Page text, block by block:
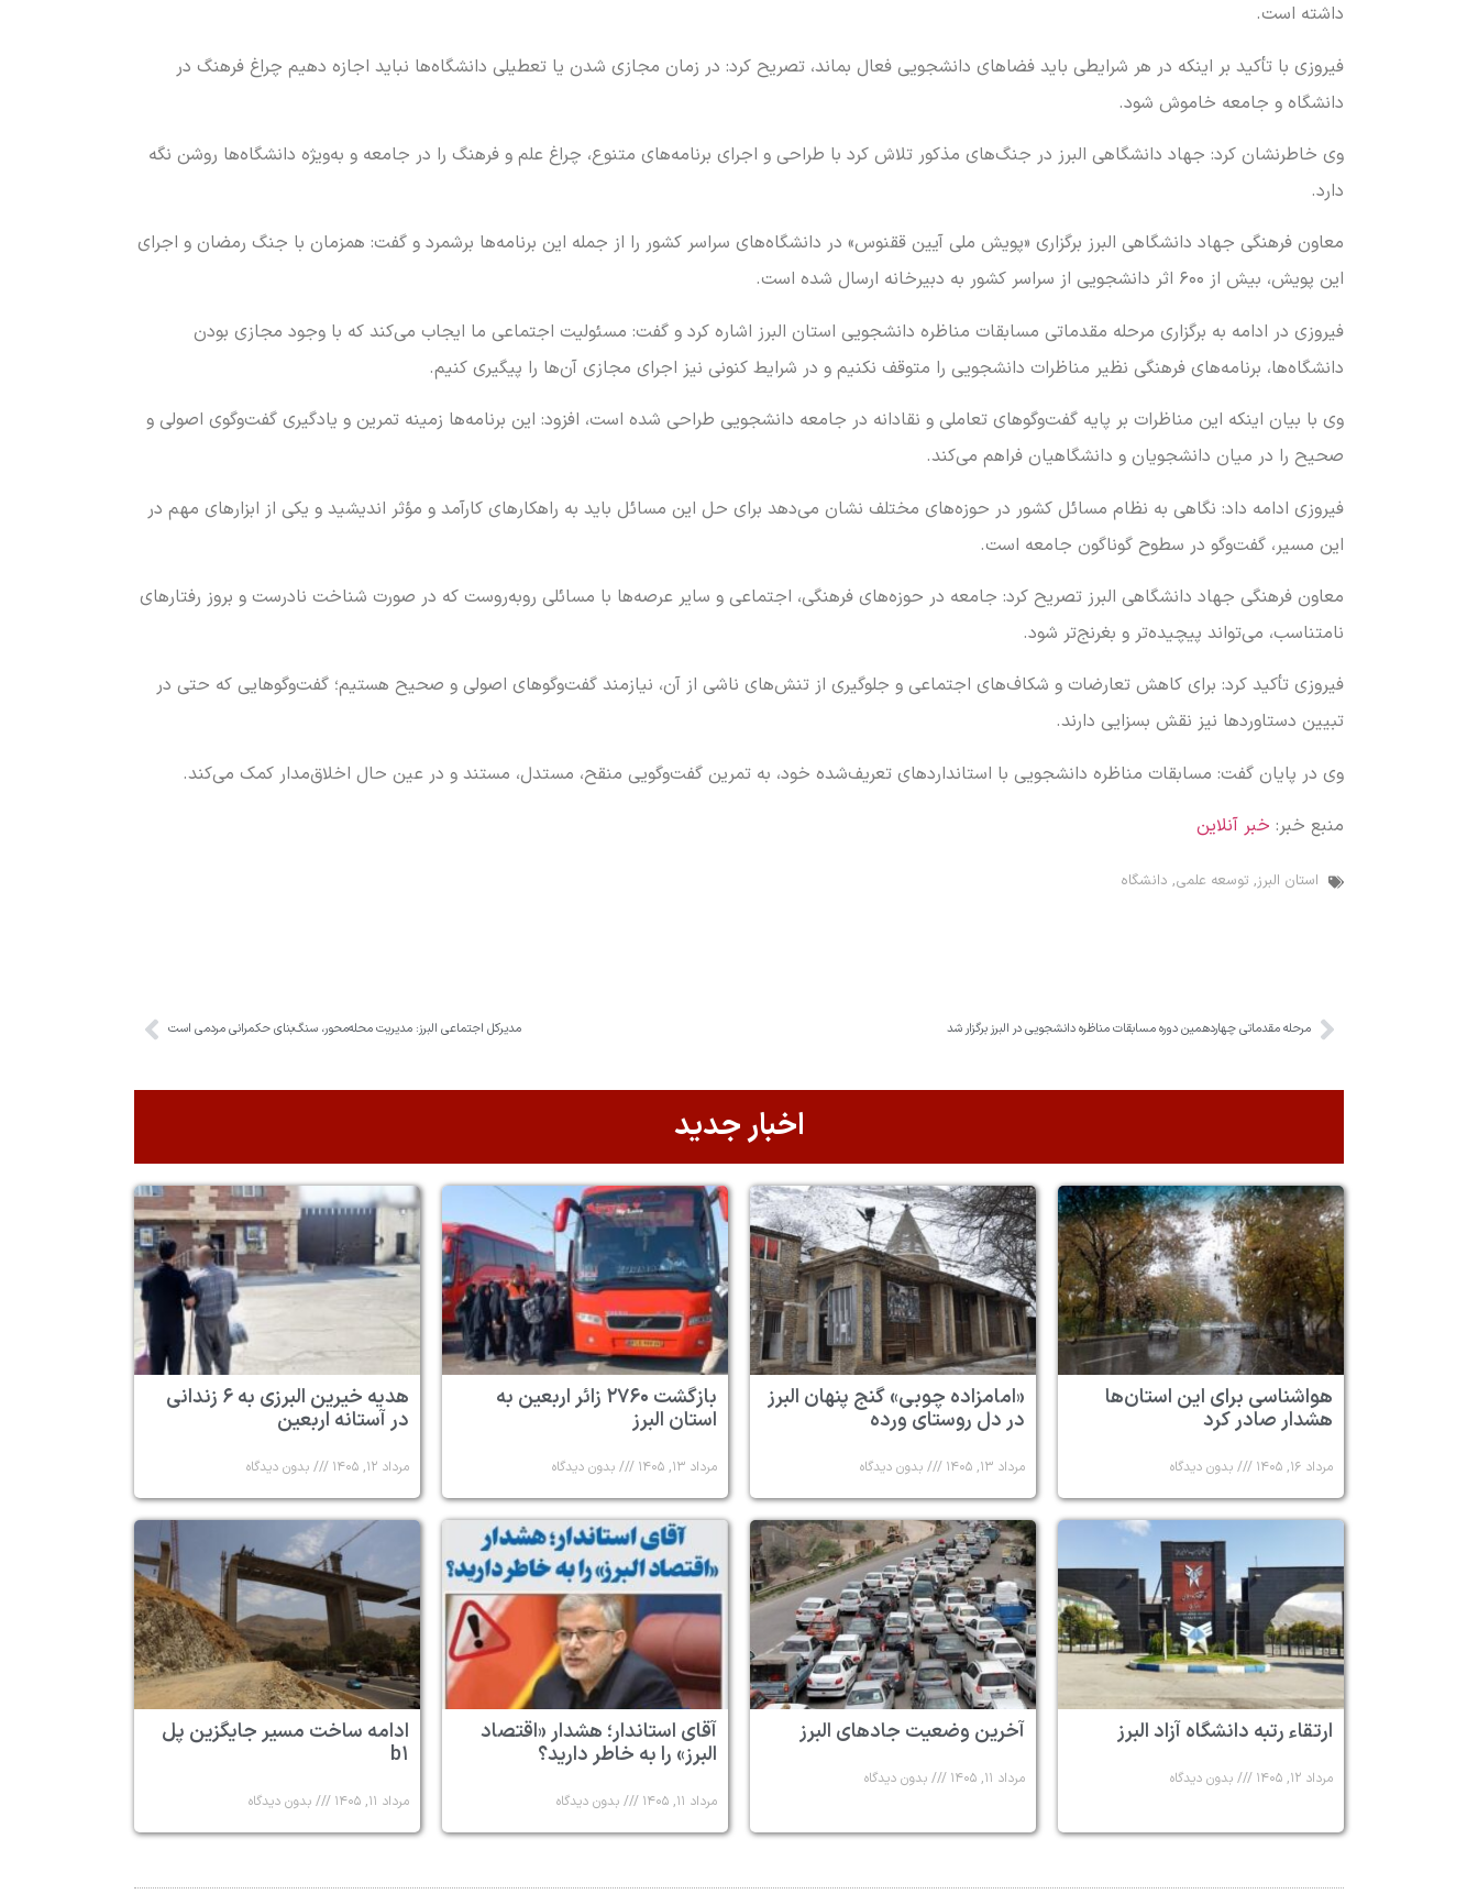
داشته است.
فیروزی با تأکید بر اینکه در هر شرایطی باید فضاهای دانشجویی فعال بماند، تصریح کرد: در زمان مجازی شدن یا تعطیلی دانشگاه‌ها نباید اجازه دهیم چراغ فرهنگ در
دانشگاه و جامعه خاموش شود.
وی خاطرنشان کرد: جهاد دانشگاهی البرز در جنگ‌های مذکور تلاش کرد با طراحی و اجرای برنامه‌های متنوع، چراغ علم و فرهنگ را در جامعه و به‌ویژه دانشگاه‌ها روشن نگه
دارد.
معاون فرهنگی جهاد دانشگاهی البرز برگزاری «پویش ملی آیین ققنوس» در دانشگاه‌های سراسر کشور را از جمله این برنامه‌ها برشمرد و گفت: همزمان با جنگ رمضان و اجرای
این پویش، بیش از ۶۰۰ اثر دانشجویی از سراسر کشور به دبیرخانه ارسال شده است.
فیروزی در ادامه به برگزاری مرحله مقدماتی مسابقات مناظره دانشجویی استان البرز اشاره کرد و گفت: مسئولیت اجتماعی ما ایجاب می‌کند که با وجود مجازی بودن
دانشگاه‌ها، برنامه‌های فرهنگی نظیر مناظرات دانشجویی را متوقف نکنیم و در شرایط کنونی نیز اجرای مجازی آن‌ها را پیگیری کنیم.
وی با بیان اینکه این مناظرات بر پایه گفت‌وگوهای تعاملی و نقادانه در جامعه دانشجویی طراحی شده است، افزود: این برنامه‌ها زمینه تمرین و یادگیری گفت‌وگوی اصولی و
صحیح را در میان دانشجویان و دانشگاهیان فراهم می‌کند.
فیروزی ادامه داد: نگاهی به نظام مسائل کشور در حوزه‌های مختلف نشان می‌دهد برای حل این مسائل باید به راهکارهای کارآمد و مؤثر اندیشید و یکی از ابزارهای مهم در
این مسیر، گفت‌وگو در سطوح گوناگون جامعه است.
معاون فرهنگی جهاد دانشگاهی البرز تصریح کرد: جامعه در حوزه‌های فرهنگی، اجتماعی و سایر عرصه‌ها با مسائلی روبه‌روست که در صورت شناخت نادرست و بروز رفتارهای
نامتناسب، می‌تواند پیچیده‌تر و بغرنج‌تر شود.
فیروزی تأکید کرد: برای کاهش تعارضات و شکاف‌های اجتماعی و جلوگیری از تنش‌های ناشی از آن، نیازمند گفت‌وگوهای اصولی و صحیح هستیم؛ گفت‌وگوهایی که حتی در
تبیین دستاوردها نیز نقش بسزایی دارند.
وی در پایان گفت: مسابقات مناظره دانشجویی با استانداردهای تعریف‌شده خود، به تمرین گفت‌وگویی منقح، مستدل، مستند و در عین حال اخلاق‌مدار کمک می‌کند.
منبع خبر: خبر آنلاین
استان البرز, توسعه علمی, دانشگاه
مرحله مقدماتی چهاردهمین دوره مسابقات مناظره دانشجویی در البرز برگزار شد مدیرکل اجتماعی البرز: مدیریت محله‌محور، سنگ‌بنای حکمرانی مردمی است
اخبار جدید
هواشناسی برای این استان‌ها
هشدار صادر کرد
مرداد ۱۶, ۱۴۰۵ بدون دیدگاه
«امامزاده چوبی» گنج پنهان البرز
در دل روستای ورده
مرداد ۱۳, ۱۴۰۵ بدون دیدگاه
بازگشت ۲۷۶۰ زائر اربعین به
استان البرز
مرداد ۱۳, ۱۴۰۵ بدون دیدگاه
هدیه خیرین البرزی به ۶ زندانی
در آستانه اربعین
مرداد ۱۲, ۱۴۰۵ بدون دیدگاه
ارتقاء رتبه دانشگاه آزاد البرز
مرداد ۱۲, ۱۴۰۵ بدون دیدگاه
آخرین وضعیت جادهای البرز
مرداد ۱۱, ۱۴۰۵ بدون دیدگاه
آقای استاندار؛ هشدار «اقتصاد
البرز» را به خاطر دارید؟
مرداد ۱۱, ۱۴۰۵ بدون دیدگاه
ادامه ساخت مسیر جایگزین پل
b۱
مرداد ۱۱, ۱۴۰۵ بدون دیدگاه